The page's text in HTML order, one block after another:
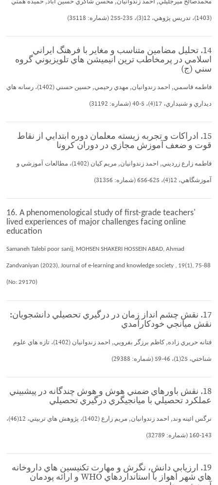
محمدصالح ميرجليلي, احمد زندوانيان, محسن شاكري حسين آباد, حميده همتي
(1403)، تدريس پژوهي، 12(3)، 235-255 (شماره: 35118)
14. تحليل مضامين متناسب و مغاير با فرهنگ ايراني
اسلامي در پرمخاطب ترين انيميشن هاي تلويزيوني گروه
سني (ج)
فاطمه قاسمي, احمد زندوانيان, مهدي رحيمي, حسين حسني (1402)، رسانه هاي
ديداري و شنيداري، 17(4)، 5-40 (شماره: 31192)
15. ادراكات و تجربه زيسته معلمان دوره ابتدايي از نقاط
قوت و ضعف آموزش مجازي در دوران كرونا
فاطمه زارع زرديني, احمد زندوانيان, مريم كيان (1402)، مطالعات آموزشي و
آموزشگاهي، 12(4)، 625-656 (شماره: 31356)
16. A phenomenological study of first-grade teachers'
lived experiences of major challenges facing online
education
Samaneh Talebi poor sanij, MOHSEN SHAKERI HOSSEIN ABAD, Ahmad
Zandvaniyan (2023), Journal of e-learning and knowledge society , 19(1), 75-88
(No: 29170)
17. نقش چشم انداز زمان در درگيري تحصيلي دانشجويان:
نقش ميانجي خودكارآمدي
فتانه حريري زاده, كاظم برزگر بفرويي, احمد زندوانيان (1402)، تازه هاي علوم
شناختي، 25(1)، 46-59 (شماره: 29388)
18. نقش باورهاي ضمني هوش و هوش چندگانه در پيشبيني
عملكرد تحصيلي با ميانجيگري درگيري تحصيلي
نرگس ائينه وند, احمد زندوانيان, مريم زارع (1402)، پژوهش هاي تربيتي، 12(46)،
143-160 (شماره: 32789)
19. ارزيابي دانش، نگرش و مهارت تكنيسين هاي داروخانه
هاي شهر اهواز با استانداردهاي WHO و ارائه پودمان